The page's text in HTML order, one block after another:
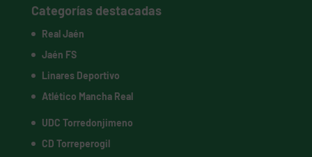
Categorías destacadas
Real Jaén
Jaén FS
Linares Deportivo
Atlético Mancha Real
UDC Torredonjimeno
CD Torreperogil